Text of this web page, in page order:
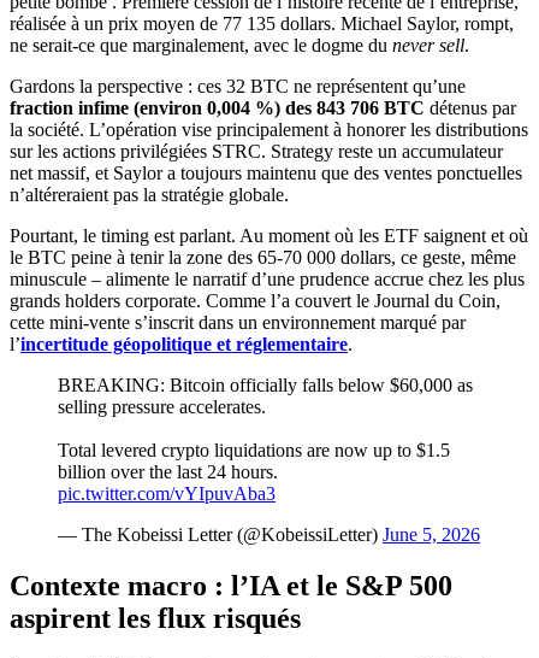
réalisée à un prix moyen de 77 135 dollars. Michael Saylor, rompt,
ne serait-ce que marginalement, avec le dogme du never sell.
Gardons la perspective : ces 32 BTC ne représentent qu’une
fraction infime (environ 0,004 %) des 843 706 BTC détenus par
la société. L’opération vise principalement à honorer les distributions
sur les actions privilégiées STRC. Strategy reste un accumulateur
net massif, et Saylor a toujours maintenu que des ventes ponctuelles
n’altéreraient pas la stratégie globale.
Pourtant, le timing est parlant. Au moment où les ETF saignent et où
le BTC peine à tenir la zone des 65-70 000 dollars, ce geste, même
minuscule – alimente le narratif d’une prudence accrue chez les plus
grands holders corporate. Comme l’a couvert le Journal du Coin,
cette mini-vente s’inscrit dans un environnement marqué par
l’incertitude géopolitique et réglementaire.
BREAKING: Bitcoin officially falls below $60,000 as
selling pressure accelerates.
Total levered crypto liquidations are now up to $1.5
billion over the last 24 hours.
pic.twitter.com/vYIpuvAba3
— The Kobeissi Letter (@KobeissiLetter) June 5, 2026
Contexte macro : l’IA et le S&P 500
aspirent les flux risqués